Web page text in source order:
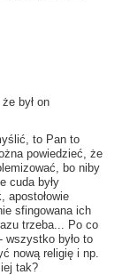
był on
to Pan to
powiedzieć, że
bo niby
cuda były
apostołowie
sfingowana ich
trzeba... Po co
wszystko było to
nową religię i np.
tak?